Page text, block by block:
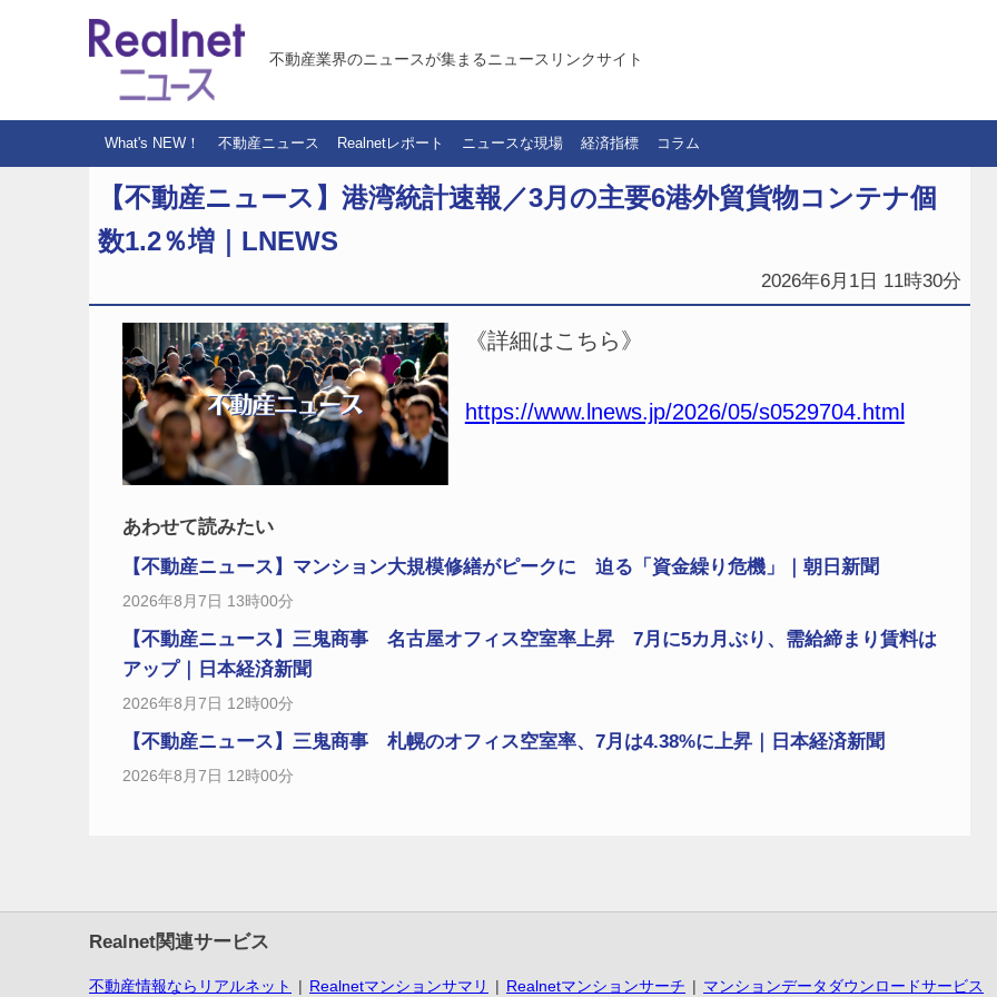
不動産業界のニュースが集まるニュースリンクサイト
What's NEW！ 不動産ニュース Realnetレポート ニュースな現場 経済指標 コラム
【不動産ニュース】港湾統計速報／3月の主要6港外貿貨物コンテナ個
数1.2％増｜LNEWS
2026年6月1日 11時30分
《詳細はこちら》
https://www.lnews.jp/2026/05/s0529704.html
あわせて読みたい
【不動産ニュース】マンション大規模修繕がピークに 迫る「資金繰り危機」｜朝日新聞
2026年8月7日 13時00分
【不動産ニュース】三鬼商事 名古屋オフィス空室率上昇 7月に5カ月ぶり、需給締まり賃料は
アップ｜日本経済新聞
2026年8月7日 12時00分
【不動産ニュース】三鬼商事 札幌のオフィス空室率、7月は4.38%に上昇｜日本経済新聞
2026年8月7日 12時00分
Realnet関連サービス
不動産情報ならリアルネット Realnetマンションサマリ Realnetマンションサーチ マンションデータダウンロードサービス